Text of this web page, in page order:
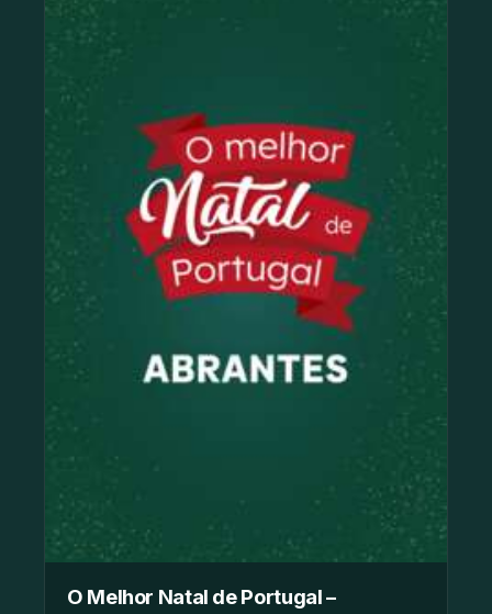
O Melhor Natal de Portugal –